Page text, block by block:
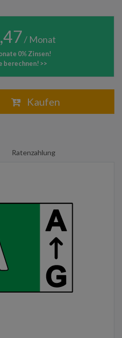
/ Monat
0% Zinsen!
berechnen! >>
Kaufen
Ratenzahlung